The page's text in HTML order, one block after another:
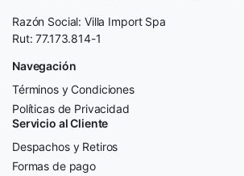
Razón Social: Villa Import Spa
Rut: 77.173.814-1
Navegación
Términos y Condiciones
Políticas de Privacidad
Servicio al Cliente
Despachos y Retiros
Formas de pago